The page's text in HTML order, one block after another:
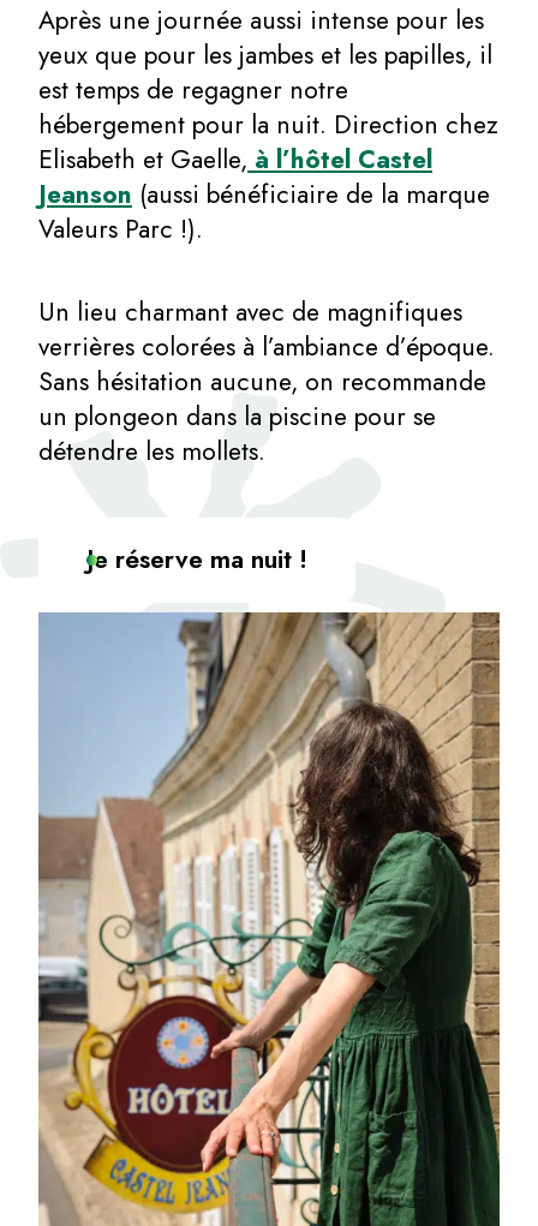
Après une journée aussi intense pour les
yeux que pour les jambes et les papilles, il
est temps de regagner notre
hébergement pour la nuit. Direction chez
Elisabeth et Gaelle, à l’hôtel Castel
Jeanson (aussi bénéficiaire de la marque
Valeurs Parc !).
Un lieu charmant avec de magnifiques
verrières colorées à l’ambiance d’époque.
Sans hésitation aucune, on recommande
un plongeon dans la piscine pour se
détendre les mollets.
Je réserve ma nuit !